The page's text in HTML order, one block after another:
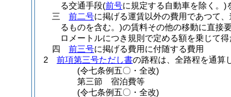
る交通手段(前号に規定する自動車を除く。)
三
前二号に掲げる運賃以外の費用であつて
るものを含む。)の賃料その他の移動に直接
ロメートルにつき規則で定める額を乗じて
四
前三号に掲げる費用に付随する費用
2
前項第三号ただし書の路程は、全路程を通算
(令七条例五〇・全改)
第三節
宿泊費等
(令七条例五〇・全改)